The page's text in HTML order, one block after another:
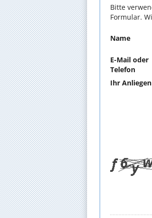
Bitte
Formular.
Name
E-Mail oder
Telefon
Ihr Anliegen